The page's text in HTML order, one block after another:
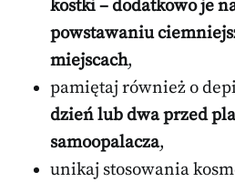
kostki – dodatkowo je
powstawaniu
miejscach,
pamiętaj również o
dzień lub dwa przed
samoopalacza,
unikaj stosowania